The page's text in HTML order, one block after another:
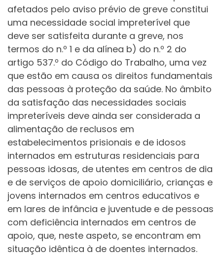
afetados pelo aviso prévio de greve constitui
uma necessidade social impreterível que
deve ser satisfeita durante a greve, nos
termos do n.º 1 e da alínea b) do n.º 2 do
artigo 537.º do Código do Trabalho, uma vez
que estão em causa os direitos fundamentais
das pessoas à proteção da saúde. No âmbito
da satisfação das necessidades sociais
impreteríveis deve ainda ser considerada a
alimentação de reclusos em
estabelecimentos prisionais e de idosos
internados em estruturas residenciais para
pessoas idosas, de utentes em centros de dia
e de serviços de apoio domiciliário, crianças e
jovens internados em centros educativos e
em lares de infância e juventude e de pessoas
com deficiência internados em centros de
apoio, que, neste aspeto, se encontram em
situação idêntica à de doentes internados.